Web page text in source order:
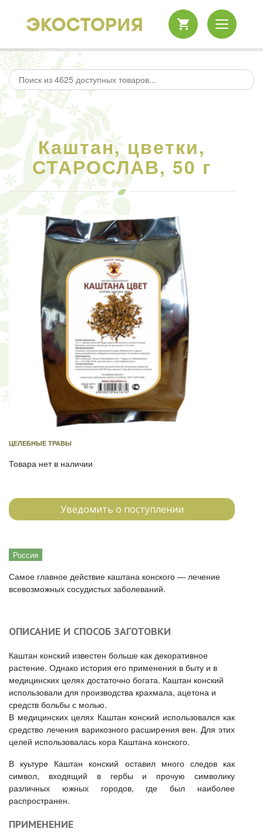
Каштан, цветки,
СТАРОСЛАВ, 50 г
ЦЕЛЕБНЫЕ ТРАВЫ
Товара нет в наличии
Уведомить о поступлении
Россия
Самое главное действие каштана конского — лечение
всевозможных сосудистых заболеваний.
ОПИСАНИЕ И СПОСОБ ЗАГОТОВКИ
Каштан конский известен больше как декоративное
растение. Однако история его применения в быту и в
медицинских целях достаточно богата. Каштан конский
использовали для производства крахмала, ацетона и
средств больбы с молью.
В медицинских целях Каштан конский использовался как
средство лечения варикозного расширения вен. Для этих
целей использовалась кора Каштана конского.
В куьтуре Каштан конский оставил много следов как
символ, входящий в гербы и прочую символику
различных южных городов, где был наиболее
распространен.
ПРИМЕНЕНИЕ